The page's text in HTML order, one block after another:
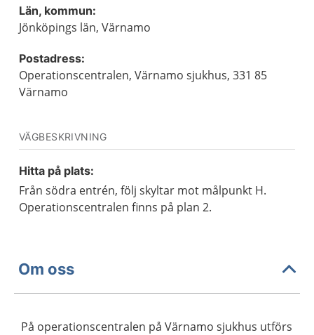
Län, kommun:
Jönköpings län, Värnamo
Postadress:
Operationscentralen, Värnamo sjukhus, 331 85
Värnamo
VÄGBESKRIVNING
Hitta på plats:
Från södra entrén, följ skyltar mot målpunkt H.
Operationscentralen finns på plan 2.
Om oss
På operationscentralen på Värnamo sjukhus utförs